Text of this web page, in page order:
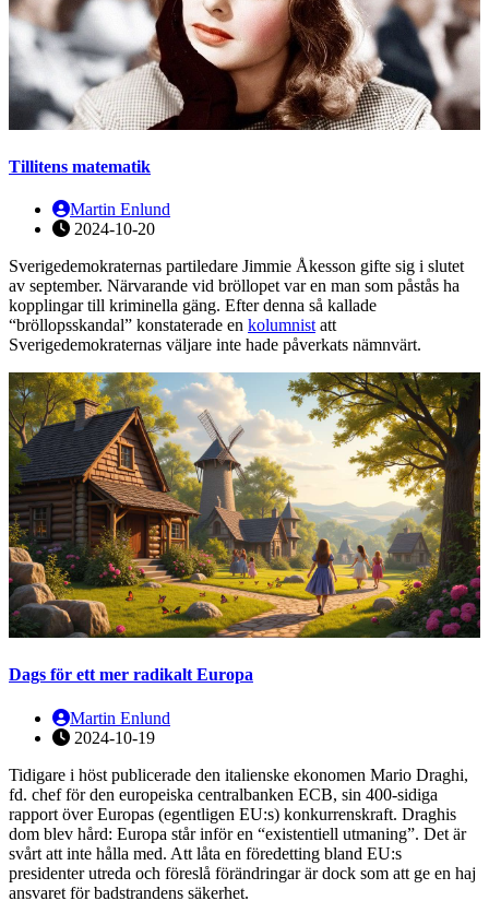
Tillitens matematik
Martin Enlund
2024-10-20
Sverigedemokraternas partiledare Jimmie Åkesson gifte sig i slutet
av september. Närvarande vid bröllopet var en man som påstås ha
kopplingar till kriminella gäng. Efter denna så kallade
“bröllopsskandal” konstaterade en kolumnist att
Sverigedemokraternas väljare inte hade påverkats nämnvärt.
Dags för ett mer radikalt Europa
Martin Enlund
2024-10-19
Tidigare i höst publicerade den italienske ekonomen Mario Draghi,
fd. chef för den europeiska centralbanken ECB, sin 400-sidiga
rapport över Europas (egentligen EU:s) konkurrenskraft. Draghis
dom blev hård: Europa står inför en “existentiell utmaning”. Det är
svårt att inte hålla med. Att låta en föredetting bland EU:s
presidenter utreda och föreslå förändringar är dock som att ge en haj
ansvaret för badstrandens säkerhet.